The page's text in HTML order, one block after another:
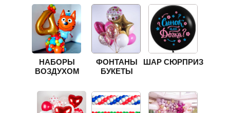
ФОНТАНЫ
БУКЕТЫ
ШАР СЮРПРИЗ
НАБОРЫ
ВОЗДУХОМ